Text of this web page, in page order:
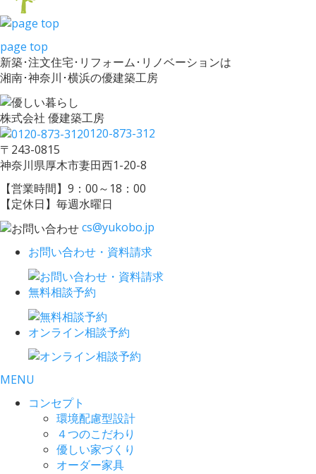
page top
新築･注文住宅･リフォーム･リノベーションは
湘南･神奈川･横浜の優建築工房
株式会社 優建築工房
0120-873-312
〒243-0815
神奈川県厚木市妻田西1-20-8
【営業時間】9：00～18：00
【定休日】毎週水曜日
cs@yukobo.jp
お問い合わせ・資料請求
無料相談予約
オンライン相談予約
MENU
コンセプト
環境配慮型設計
４つのこだわり
優しい家づくり
オーダー家具